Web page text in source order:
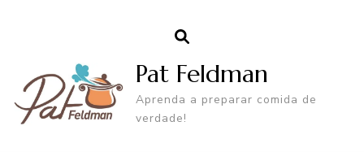
Pat Feldman
Aprenda a preparar comida de
verdade!